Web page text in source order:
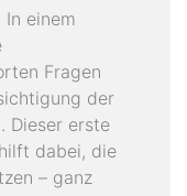
einem
Fragen
der
Dieser erste
dabei, die
– ganz